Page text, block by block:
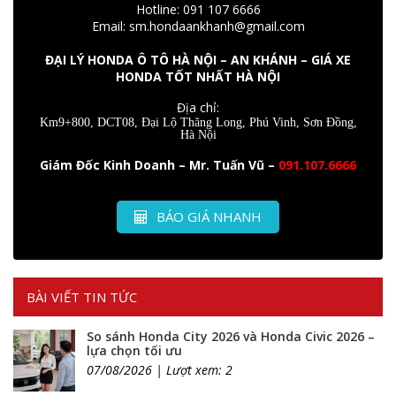
Hotline: 091 107 6666
Email: sm.hondaankhanh@gmail.com
ĐẠI LÝ HONDA Ô TÔ HÀ NỘI – AN KHÁNH – GIÁ XE
HONDA TỐT NHẤT HÀ NỘI
Địa chỉ:
Km9+800, DCT08, Đại Lộ Thăng Long, Phú Vinh, Sơn Đồng,
Hà Nội
Giám Đốc Kinh Doanh – Mr. Tuấn Vũ – 091.107.6666
BÁO GIÁ NHANH
BÀI VIẾT TIN TỨC
So sánh Honda City 2026 và Honda Civic 2026 –
lựa chọn tối ưu
07/08/2026 | Lượt xem: 2